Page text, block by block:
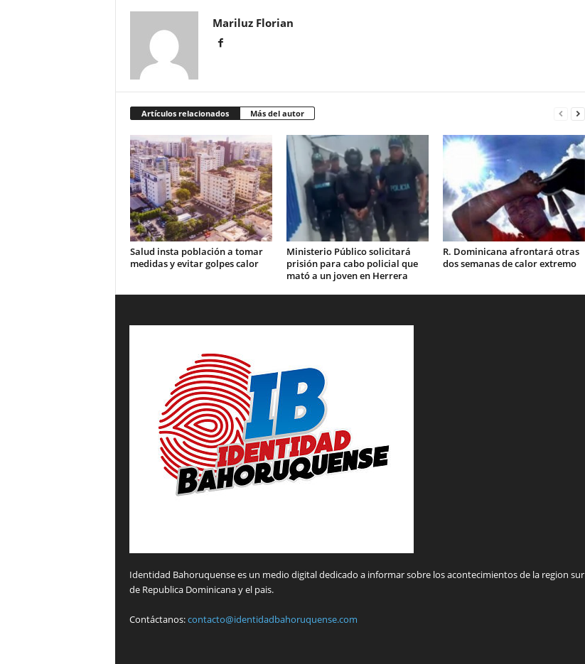
Mariluz Florian
Artículos relacionados Más del autor
Salud insta población a tomar
medidas y evitar golpes calor
Ministerio Público solicitará
prisión para cabo policial que
mató a un joven en Herrera
R. Dominicana afrontará otras
dos semanas de calor extremo
Identidad Bahoruquense es un medio digital dedicado a informar sobre los acontecimientos de la region sur
de Republica Dominicana y el pais.
Contáctanos:contacto@identidadbahoruquense.com